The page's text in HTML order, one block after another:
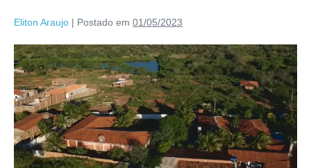
Eliton Araujo | Postado em 01/05/2023